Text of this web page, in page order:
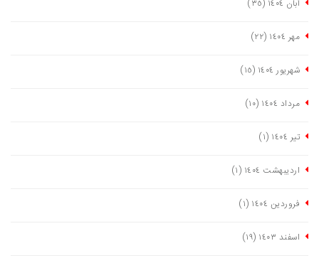
آبان ١٤٠٤ (٣٥)
مهر ١٤٠٤ (٢٢)
شهریور ١٤٠٤ (١٥)
مرداد ١٤٠٤ (١٠)
تیر ١٤٠٤ (١)
اردیبهشت ١٤٠٤ (١)
فروردین ١٤٠٤ (١)
اسفند ١٤٠٣ (١٩)